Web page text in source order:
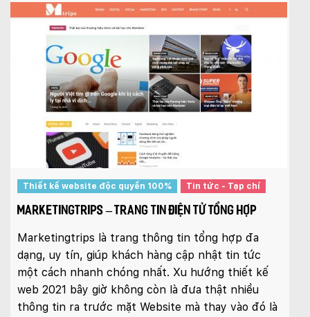
Thiết kế website độc quyền 100% Tin tức - Tạp chí
MARKETINGTRIPS – TRANG TIN ĐIỆN TỬ TỔNG HỢP
Marketingtrips là trang thông tin tổng hợp đa
dạng, uy tín, giúp khách hàng cập nhật tin tức
một cách nhanh chóng nhất. Xu hướng thiết kế
web 2021 bây giờ không còn là đưa thật nhiều
thông tin ra trước mặt Website mà thay vào đó là
Quý khách vui lòng đăng nhập vào hệ thống
quản lý dự án để theo dõi tiến độ.
Mobile:
Tài khoản đã được Mona Media
cung cấp cho quý
khách qua hệ thống SMS tự động. Nếu cần hỗ trợ thêm